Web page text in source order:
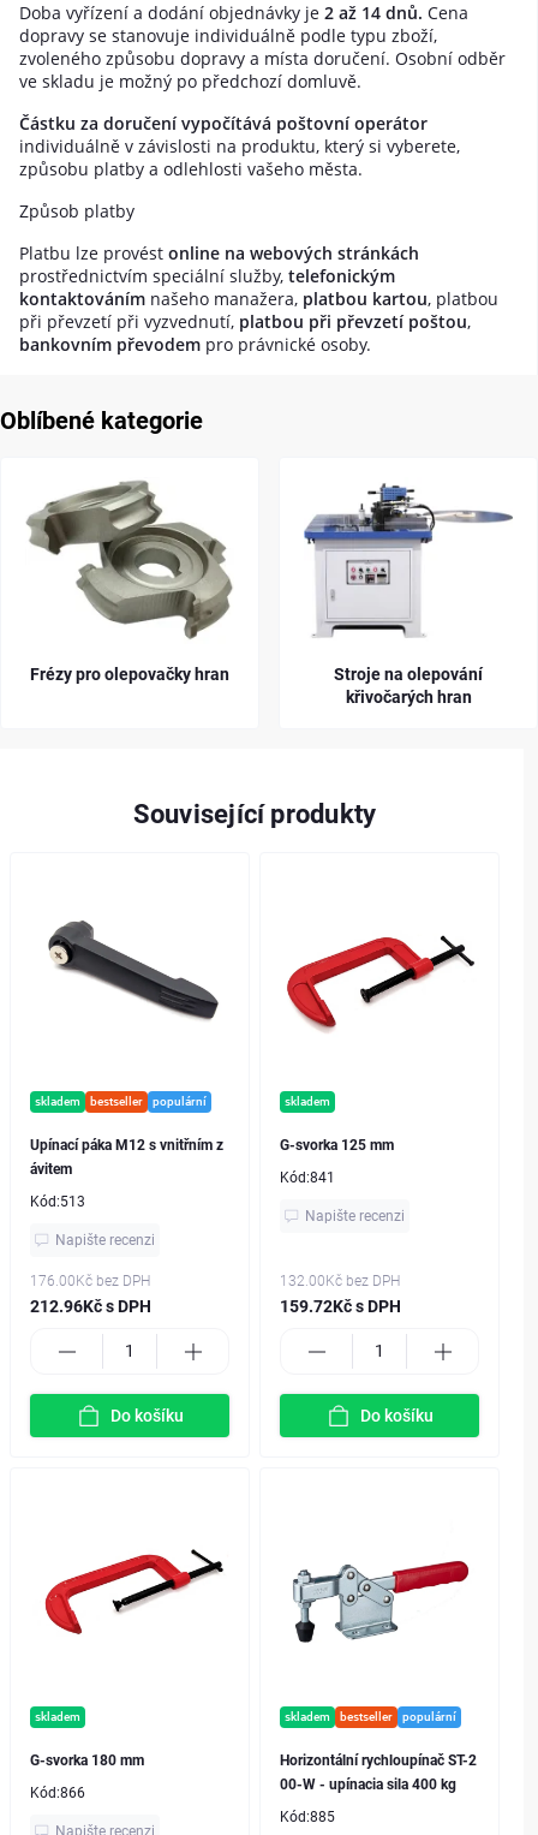
Doba vyřízení a dodání objednávky je 2 až 14 dnů. Cena
dopravy se stanovuje individuálně podle typu zboží,
zvoleného způsobu dopravy a místa doručení. Osobní odběr
ve skladu je možný po předchozí domluvě.
Částku za doručení vypočítává poštovní operátor
individuálně v závislosti na produktu, který si vyberete,
způsobu platby a odlehlosti vašeho města.
Způsob platby
Platbu lze provést online na webových stránkách
prostřednictvím speciální služby, telefonickým
kontaktováním našeho manažera, platbou kartou, platbou
při převzetí při vyzvednutí, platbou při převzetí poštou,
bankovním převodem pro právnické osoby.
Oblíbené kategorie
Frézy pro olepovačky hran
Stroje na olepování
křivočarých hran
Související produkty
skladem bestseller populární
Upínací páka M12 s vnitřním z
ávitem
Kód:513
Napište recenzi
176.00Kč bez DPH
212.96Kč s DPH
Do košíku
skladem
G-svorka 125 mm
Kód:841
Napište recenzi
132.00Kč bez DPH
159.72Kč s DPH
Do košíku
skladem
G-svorka 180 mm
Kód:866
skladem bestseller populární
Horizontální rychloupínač ST-2
00-W - upínacia sila 400 kg
Kód:885